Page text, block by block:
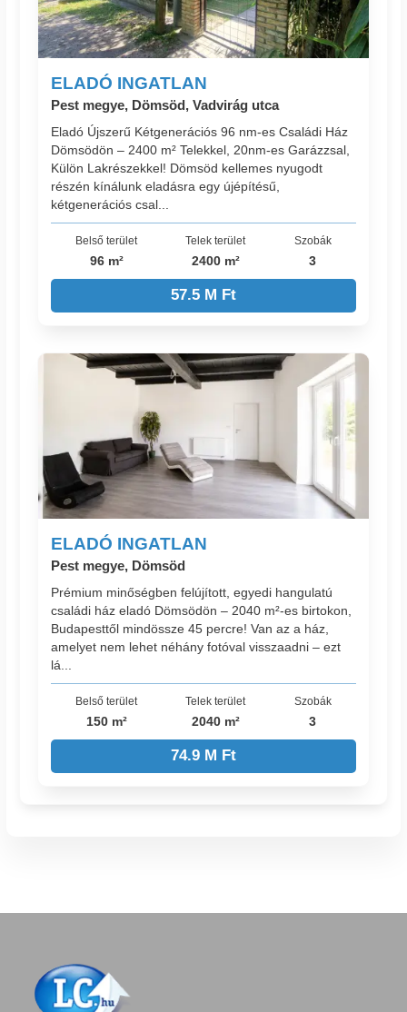
ELADÓ INGATLAN
Pest megye, Dömsöd, Vadvirág utca
Eladó Újszerű Kétgenerációs 96 nm-es Családi Ház
Dömsödön – 2400 m² Telekkel, 20nm-es Garázzsal,
Külön Lakrészekkel! Dömsöd kellemes nyugodt
részén kínálunk eladásra egy újépítésű,
kétgenerációs csal...
Belső terület
96 m²
Telek terület
2400 m²
Szobák
3
57.5 M Ft
ELADÓ INGATLAN
Pest megye, Dömsöd
Prémium minőségben felújított, egyedi hangulatú
családi ház eladó Dömsödön – 2040 m²-es birtokon,
Budapesttől mindössze 45 percre! Van az a ház,
amelyet nem lehet néhány fotóval visszaadni – ezt
lá...
Belső terület
150 m²
Telek terület
2040 m²
Szobák
3
74.9 M Ft